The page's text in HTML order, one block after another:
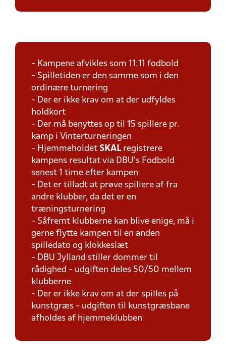
- Kampene afvikles som 11:11 fodbold
- Spilletiden er den samme som i den
ordinære turnering
- Der er ikke krav om at der udfyldes
holdkort
- Der må benyttes op til 15 spillere pr.
kamp i Vinterturneringen
- Hjemmeholdet SKAL registrere
kampens resultat via DBU's Fodbold
senest 1 time efter kampen
- Det er tilladt at prøve spillere af fra
andre klubber, da det er en
træningsturnering
- Såfremt klubberne kan blive enige, må i
gerne flytte kampen til en anden
spilledato og klokkeslæt
- DBU Jylland stiller dommer til
rådighed - udgiften deles 50/50 mellem
klubberne
- Der er ikke krav om at der spilles på
kunstgræs - udgiften til kunstgræsbane
afholdes af hjemmeklubben